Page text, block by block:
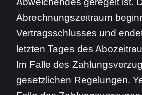
Abrechnungszeitraum
Vertragsschlusses und
letzten Tages des
Im Falle des
gesetzlichen Regelungen.